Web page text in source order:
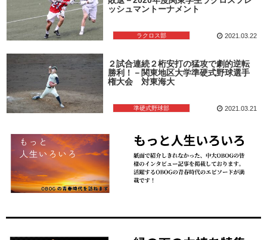
ラクロス部
ッシュマントーナメント
2021.03.22
準硬式野球部
２試合連続２桁安打の猛攻で劇的逆転
勝利！－関東地区大学準硬式野球選手
権大会 対東海大
2021.03.21